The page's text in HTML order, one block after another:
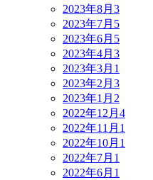
2023年8月 3
2023年7月 5
2023年6月 5
2023年4月 3
2023年3月 1
2023年2月 3
2023年1月 2
2022年12月 4
2022年11月 1
2022年10月 1
2022年7月 1
2022年6月 1